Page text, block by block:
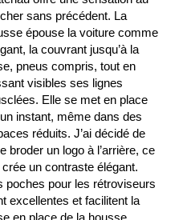
sans précédent. La
épouse la voiture comme
la couvrant jusqu’à la
pneus compris, tout en
visibles ses lignes
Elle se met en place
instant, même dans des
réduits. J’ai décidé de
broder un logo à l’arrière, ce
crée un contraste élégant.
poches pour les rétroviseurs
excellentes et facilitent la
en place de la housse.